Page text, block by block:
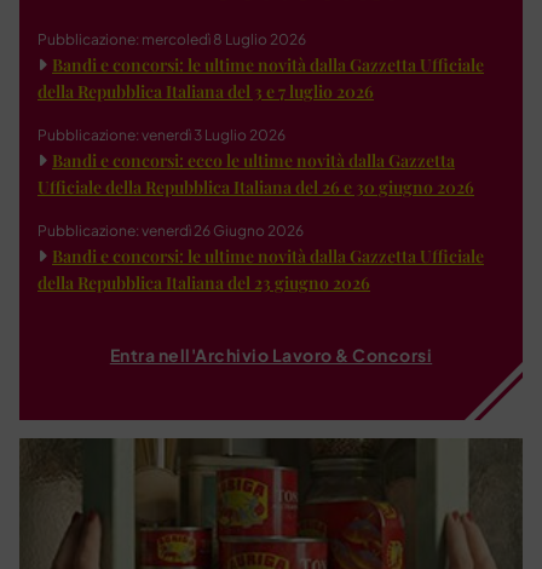
Pubblicazione: mercoledì 8 Luglio 2026
Bandi e concorsi: le ultime novità dalla Gazzetta Ufficiale
della Repubblica Italiana del 3 e 7 luglio 2026
Pubblicazione: venerdì 3 Luglio 2026
Bandi e concorsi: ecco le ultime novità dalla Gazzetta
Ufficiale della Repubblica Italiana del 26 e 30 giugno 2026
Pubblicazione: venerdì 26 Giugno 2026
Bandi e concorsi: le ultime novità dalla Gazzetta Ufficiale
della Repubblica Italiana del 23 giugno 2026
Entra nell'Archivio Lavoro & Concorsi